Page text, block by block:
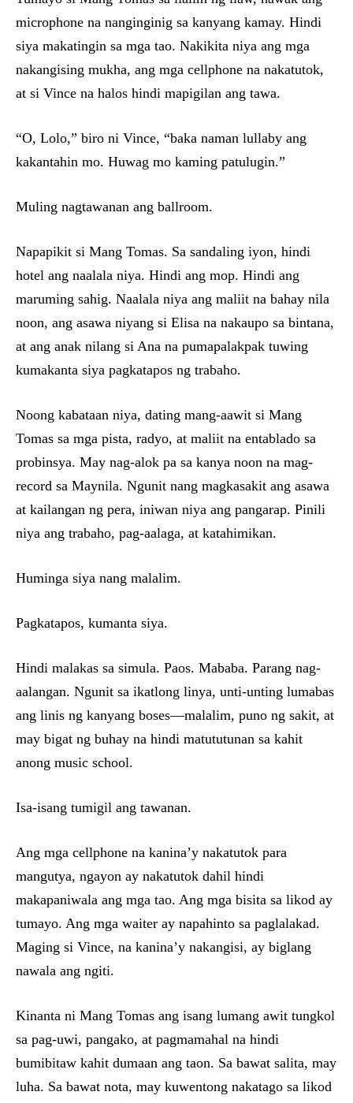
microphone na nanginginig sa kanyang kamay. Hindi
siya makatingin sa mga tao. Nakikita niya ang mga
nakangising mukha, ang mga cellphone na nakatutok,
at si Vince na halos hindi mapigilan ang tawa.
“O, Lolo,” biro ni Vince, “baka naman lullaby ang
kakantahin mo. Huwag mo kaming patulugin.”
Muling nagtawanan ang ballroom.
Napapikit si Mang Tomas. Sa sandaling iyon, hindi
hotel ang naalala niya. Hindi ang mop. Hindi ang
maruming sahig. Naalala niya ang maliit na bahay nila
noon, ang asawa niyang si Elisa na nakaupo sa bintana,
at ang anak nilang si Ana na pumapalakpak tuwing
kumakanta siya pagkatapos ng trabaho.
Noong kabataan niya, dating mang-aawit si Mang
Tomas sa mga pista, radyo, at maliit na entablado sa
probinsya. May nag-alok pa sa kanya noon na mag-
record sa Maynila. Ngunit nang magkasakit ang asawa
at kailangan ng pera, iniwan niya ang pangarap. Pinili
niya ang trabaho, pag-aalaga, at katahimikan.
Huminga siya nang malalim.
Pagkatapos, kumanta siya.
Hindi malakas sa simula. Paos. Mababa. Parang nag-
aalangan. Ngunit sa ikatlong linya, unti-unting lumabas
ang linis ng kanyang boses—malalim, puno ng sakit, at
may bigat ng buhay na hindi matututunan sa kahit
anong music school.
Isa-isang tumigil ang tawanan.
Ang mga cellphone na kanina’y nakatutok para
mangutya, ngayon ay nakatutok dahil hindi
makapaniwala ang mga tao. Ang mga bisita sa likod ay
tumayo. Ang mga waiter ay napahinto sa paglalakad.
Maging si Vince, na kanina’y nakangisi, ay biglang
nawala ang ngiti.
Kinanta ni Mang Tomas ang isang lumang awit tungkol
sa pag-uwi, pangako, at pagmamahal na hindi
bumibitaw kahit dumaan ang taon. Sa bawat salita, may
luha. Sa bawat nota, may kuwentong nakatago sa likod